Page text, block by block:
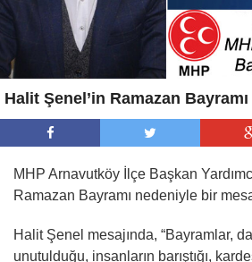
Halit Şenel’in Ramazan Bayramı
MHP Arnavutköy İlçe Başkan
Ramazan Bayramı nedeniyle bir
Halit Şenel mesajında, “Bayramlar,
unutulduğu, insanların barıştığı,